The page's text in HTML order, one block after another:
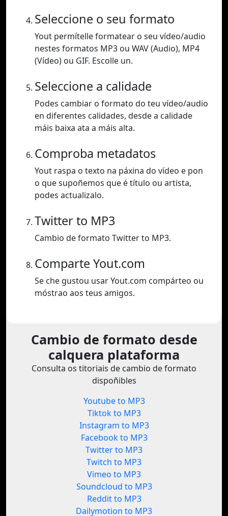
Seleccione o seu formato
Yout permítelle formatear o seu vídeo/audio
nestes formatos MP3 ou WAV (Audio), MP4
(Vídeo) ou GIF. Escolle un.
Seleccione a calidade
Podes cambiar o formato do teu vídeo/audio
en diferentes calidades, desde a calidade
máis baixa ata a máis alta.
Comproba metadatos
Yout raspa o texto na páxina do vídeo e pon
o que supoñemos que é título ou artista,
podes actualizalo.
Twitter to MP3
Cambio de formato Twitter to MP3.
Comparte Yout.com
Se che gustou usar Yout.com compárteo ou
móstrao aos teus amigos.
Cambio de formato desde
calquera plataforma
Consulta os titoriais de cambio de formato
dispoñibles
Youtube to MP3
Tiktok to MP3
Instagram to MP3
Facebook to MP3
Twitter to MP3
Twitch to MP3
Vimeo to MP3
Soundcloud to MP3
Reddit to MP3
Dailymotion to MP3